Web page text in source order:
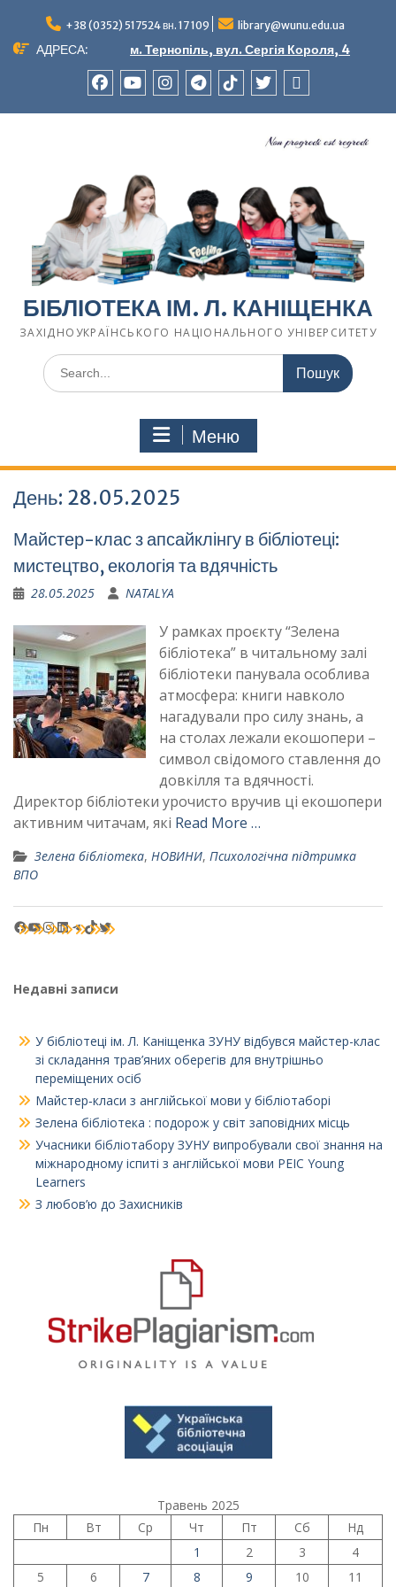
вмісту
+38 (0352) 517524 вн. 17 109 library@wunu.edu.ua
АДРЕСА: м. Тернопіль, вул. Сергія Короля, 4
БІБЛІОТЕКА ІМ. Л. КАНІЩЕНКА
ЗАХІДНОУКРАЇНСЬКОГО НАЦІОНАЛЬНОГО УНІВЕРСИТЕТУ
Шукати:
Меню
День: 28.05.2025
Майстер-клас з апсайклінгу в бібліотеці:
мистецтво, екологія та вдячність
28.05.2025 NATALYA
У рамках проєкту “Зелена
бібліотека” в читальному залі
бібліотеки панувала особлива
атмосфера: книги навколо
нагадували про силу знань, а
на столах лежали екошопери –
символ свідомого ставлення до
довкілля та вдячності.
Директор бібліотеки урочисто вручив ці екошопери
активним читачам, які Read More …
Зелена бібліотека, НОВИНИ, Психологічна підтримка
ВПО
Facebook
YouTube
Instagram
LinkedIn
Telegram
TikTok
Twitter
Недавні записи
У бібліотеці ім. Л. Каніщенка ЗУНУ відбувся майстер-клас
зі складання трав’яних оберегів для внутрішньо
переміщених осіб
Майстер‑класи з англійської мови у бібліотаборі
Зелена бібліотека : подорож у світ заповідних місць
Учасники бібліотабору ЗУНУ випробували свої знання на
міжнародному іспиті з англійської мови PEIC Young
Learners
З любов’ю до Захисників
Травень 2025
Пн
Вт Ср Чт Пт Сб
Нд
1
2 3
4
5
6 7 8 9 10 11